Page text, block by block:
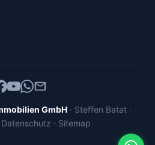
GmbH · Steffen Batat ·
Datenschutz · Sitemap